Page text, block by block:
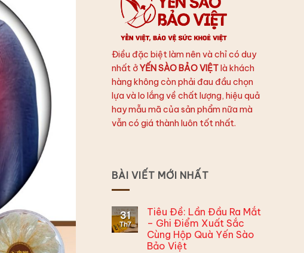
Điều đặc biệt làm nên và chỉ có duy
nhất ởYẾN SÀO BẢO VIỆTlà khách
hàng không còn phải đau đầu chọn
lựa và lo lắng về chất lượng, hiệu quả
hay mẫu mã của sản phẩm nữa mà
vẫn có giá thành luôn tốt nhất.
BÀI VIẾT MỚI NHẤT
31
Th7
Tiêu Đề: Lần Đầu Ra Mắt
– Ghi Điểm Xuất Sắc
Cùng Hộp Quà Yến Sào
Bảo Việt